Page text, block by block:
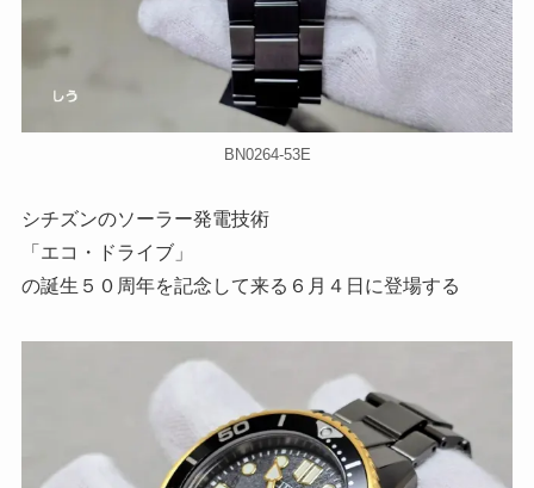
BN0264-53E
シチズンのソーラー発電技術
「エコ・ドライブ」
の誕生５０周年を記念して来る６月４日に登場する